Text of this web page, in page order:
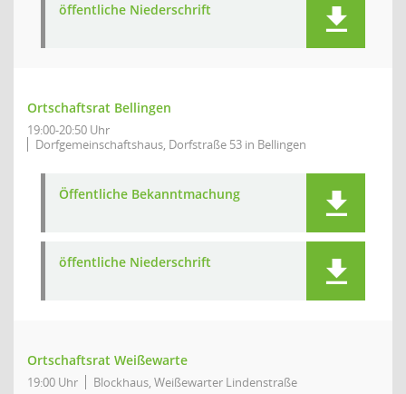
öffentliche Niederschrift
Ortschaftsrat Bellingen
19:00-20:50 Uhr
Dorfgemeinschaftshaus, Dorfstraße 53 in Bellingen
Öffentliche Bekanntmachung
öffentliche Niederschrift
Ortschaftsrat Weißewarte
19:00 Uhr Blockhaus, Weißewarter Lindenstraße